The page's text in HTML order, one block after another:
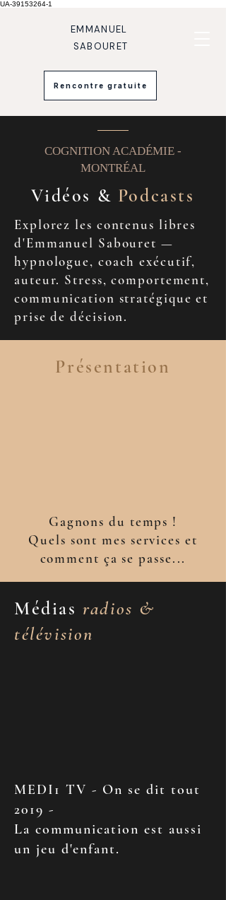
UA-39153264-1
EMMANUEL
SABOURET
Rencontre gratuite
COGNITION ACADÉMIE -
MONTRÉAL
Vidéos & Podcasts
Explorez les contenus libres
d'Emmanuel Sabouret —
hypnologue, coach exécutif,
auteur. Stress, comportement,
communication stratégique et
prise de décision.
Présentation
Gagnons du temps !
Quels sont mes services et
comment ça se passe...
Médias radios &
télévision
MEDI1 TV - On se dit tout
2019 -
La communication est aussi
un jeu d'enfant.